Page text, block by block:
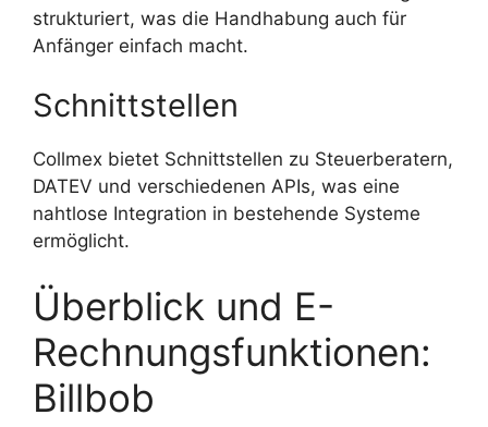
strukturiert, was die Handhabung auch für
Anfänger einfach macht.
Schnittstellen
Collmex bietet Schnittstellen zu Steuerberatern,
DATEV und verschiedenen APIs, was eine
nahtlose Integration in bestehende Systeme
ermöglicht.
Überblick und E-
Rechnungsfunktionen:
Billbob